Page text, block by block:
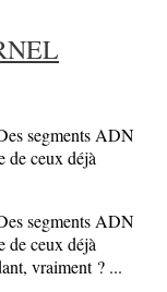
segments ADN
de ceux déjà
segments ADN
de ceux déjà
vraiment ? ...